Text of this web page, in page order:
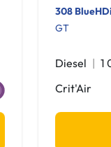
308
GT
Diesel 1
Crit'Air